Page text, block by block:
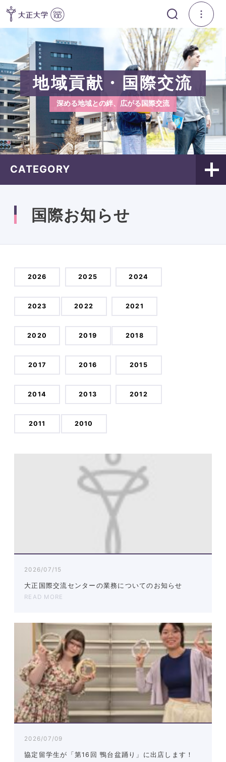
地域貢献・国際交流
深める地域との絆、広がる国際交流
CATEGORY
国際お知らせ
2026 2025 2024
2023 2022 2021
2020 2019 2018
2017 2016 2015
2014 2013 2012
2011 2010
2026/07/15
大正国際交流センターの業務についてのお知らせ
READ MORE
2026/07/09
協定留学生が「第16回 鴨台盆踊り」に出店します！